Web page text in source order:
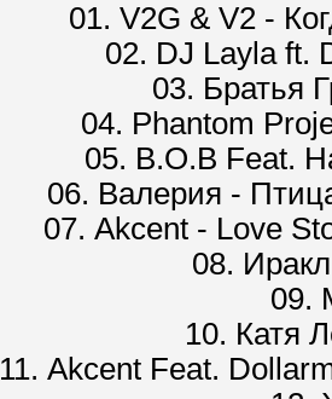
01. V2G & V2 -
02. DJ Layla ft.
03. Братья
04. Phantom
05. B.O.B Feat.
06. Валерия -
07. Akcent - Love
08.
09.
10. Катя
11. Akcent Feat.